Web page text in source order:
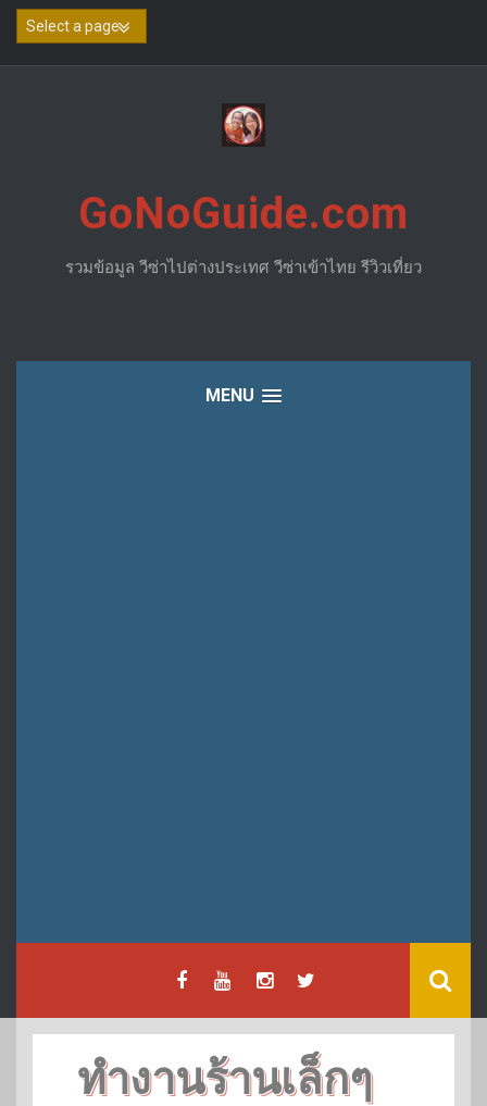
Skip
GoNoGuide.com
รวมข้อมูล วีซ่าไปต่างประเทศ วีซ่าเข้าไทย รีวิวเที่ยว
MENU
ทำงานร้านเล็กๆ